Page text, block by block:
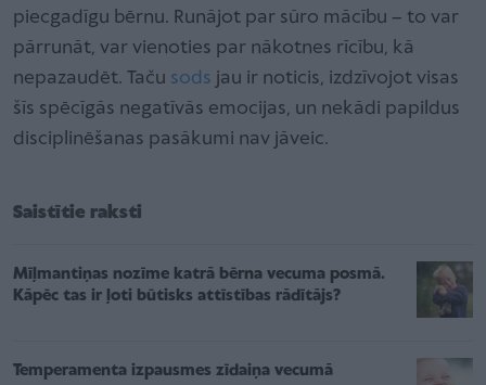
piecgadīgu bērnu. Runājot par sūro mācību – to var
pārrunāt, var vienoties par nākotnes rīcību, kā
nepazaudēt. Taču sods jau ir noticis, izdzīvojot visas
šīs spēcīgās negatīvās emocijas, un nekādi papildus
disciplinēšanas pasākumi nav jāveic.
Saistītie raksti
Mīļmantiņas nozīme katrā bērna vecuma posmā.
Kāpēc tas ir ļoti būtisks attīstības rādītājs?
Temperamenta izpausmes zīdaiņa vecumā